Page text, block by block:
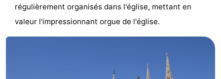
vélo
Randonnée
Équitation
régulièrement organisés dans l'église, mettant en
valeur l'impressionnant orgue de l'église.